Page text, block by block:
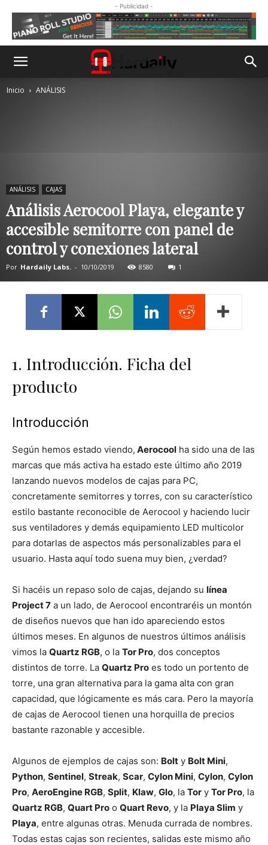
- Publicidad -
Inicio ANÁLISIS
ANÁLISIS CAJAS
Análisis Aerocool Playa, elegante y
accesible semitorre con panel de
control y conexiones lateral
Por Hardaily Labs. - 10/10/2019 8580 1
1. Introducción. Ficha del
producto
Introducción
Según hemos estado viendo, Aerocool ha sido una de las
marcas que más activa ha estado este último año 2019
lanzando nuevos modelos de cajas para PC,
concretamente semitorres y torres, con su característico
estilo bastante reconocible de Aerocool y haciendo lucir
sus ventiladores y demás equipamiento LED multicolor
para dotarlas de aspectos más personalizables para el
usuario. Hasta aquí todo suena muy bien, ¿verdad?
Si hacéis un repaso solo de cajas, dejando su línea
Project 7 a un lado, de Aerocool encontraréis un montón
de diseños nuevos que han ido apareciendo estos
últimos meses. En algunos de nuestros últimos análisis
vimos la Quartz RGB, o la Tor Pro, dos conceptos
distintos de torre. La Quartz Pro es todo un portento de
torre, una gran alternativa para la gama alta con gran
capacidad, que lógicamente es más cara. Pero la mayoría
de cajas de Aerocool tienen una horquilla de precios
bastante razonable y accesible.
Algunos de ejemplos de cajas son: Bolt y Bolt Mini,
Python, Sentinel, Streak, Scar, Cylon Mini, Cylon, Cylon
Pro, AeroEngine RGB, Split, Klaw, Glo, la Tor y Tor Pro, la
Quartz RGB, Quart Pro o Quart Revo, y la Playa Slim y
Playa, entre algunas otras. Menuda currada de nombres.
Todas estas cajas son recientes, salidas este mismo año